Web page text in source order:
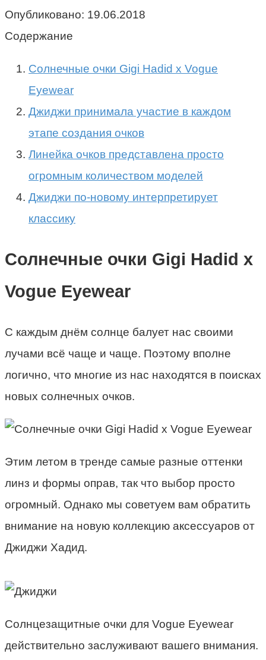
Опубликовано: 19.06.2018
Содержание
Солнечные очки Gigi Hadid x Vogue
Eyewear
Джиджи принимала участие в каждом
этапе создания очков
Линейка очков представлена просто
огромным количеством моделей
Джиджи по-новому интерпретирует
классику
Солнечные очки Gigi Hadid x
Vogue Eyewear
С каждым днём солнце балует нас своими
лучами всё чаще и чаще. Поэтому вполне
логично, что многие из нас находятся в поисках
новых солнечных очков.
Этим летом в тренде самые разные оттенки
линз и формы оправ, так что выбор просто
огромный. Однако мы советуем вам обратить
внимание на новую коллекцию аксессуаров от
Джиджи Хадид.
Солнцезащитные очки для Vogue Eyewear
действительно заслуживают вашего внимания.